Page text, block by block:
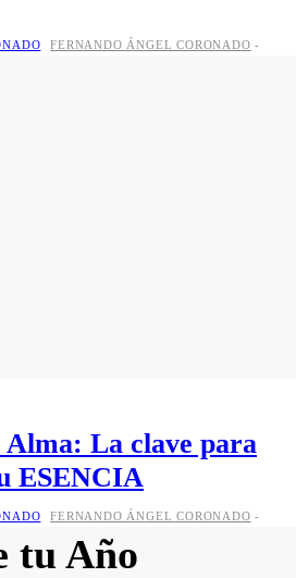
Descubre
tu Año
FERNANDO ÁNGEL CORONADO -
La clave para
ESENCIA
FERNANDO ÁNGEL CORONADO -